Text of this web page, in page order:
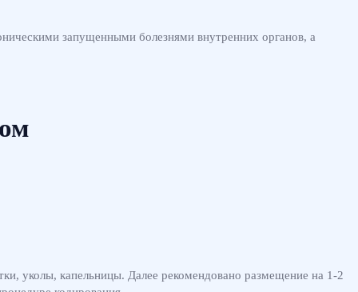
запущенными болезнями внутренних органов, а
уколы, капельницы. Далее рекомендовано размещение на 1-2